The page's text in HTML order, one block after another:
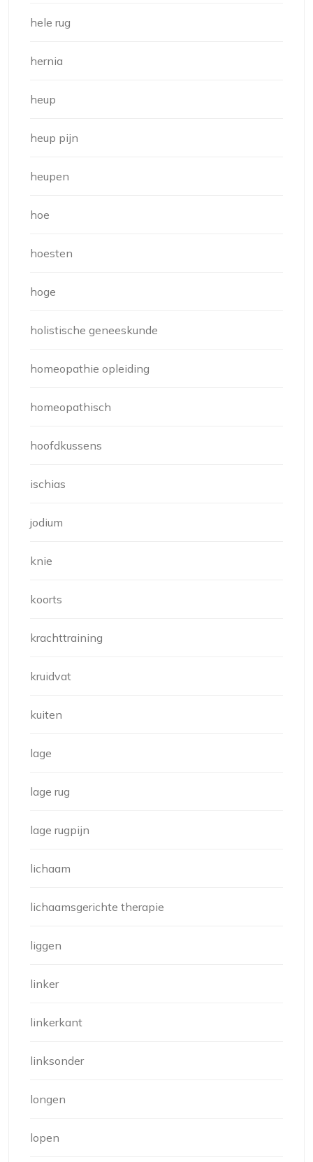
hele rug
hernia
heup
heup pijn
heupen
hoe
hoesten
hoge
holistische geneeskunde
homeopathie opleiding
homeopathisch
hoofdkussens
ischias
jodium
knie
koorts
krachttraining
kruidvat
kuiten
lage
lage rug
lage rugpijn
lichaam
lichaamsgerichte therapie
liggen
linker
linkerkant
linksonder
longen
lopen